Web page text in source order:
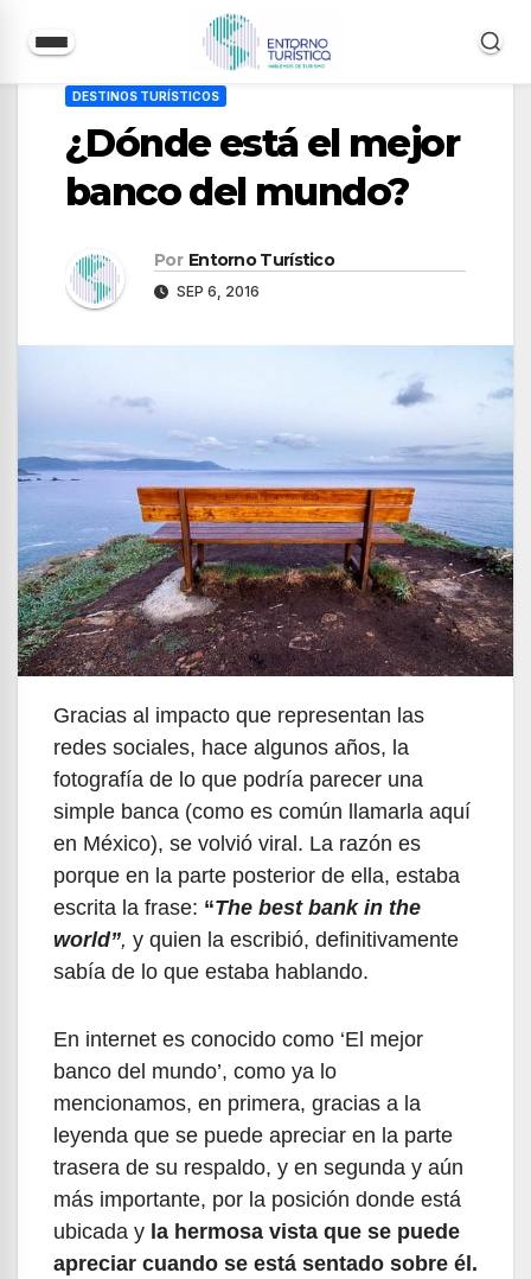
contenido
DESTINOS TURÍSTICOS
¿Dónde está el mejor
banco del mundo?
Por Entorno Turístico
SEP 6, 2016
Gracias al impacto que representan las
redes sociales, hace algunos años, la
fotografía de lo que podría parecer una
simple banca (como es común llamarla aquí
en México), se volvió viral. La razón es
porque en la parte posterior de ella, estaba
escrita la frase: “The best bank in the
world”, y quien la escribió, definitivamente
sabía de lo que estaba hablando.
En internet es conocido como ‘El mejor
banco del mundo’, como ya lo
mencionamos, en primera, gracias a la
leyenda que se puede apreciar en la parte
trasera de su respaldo, y en segunda y aún
más importante, por la posición donde está
ubicada y la hermosa vista que se puede
apreciar cuando se está sentado sobre él.